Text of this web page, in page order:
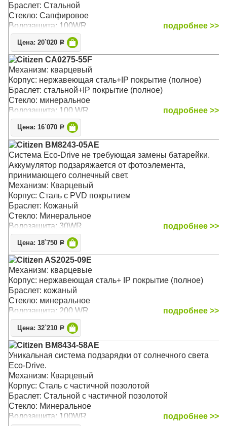
Браслет: Стальной
Стекло: Сапфировое
Водозащита: 100WR
подробнее >>
Цена: 20`020 Р
Citizen CA0275-55F
Механизм: кварцевый
Корпус: нержавеющая сталь+IP покрытие (полное)
Браслет: стальной+IP покрытие (полное)
Стекло: минеральное
Водозащита: 100 WR
подробнее >>
Цена: 16`070 Р
Citizen BM8243-05AE
Система Eco-Drive не требующая замены батарейки.
Аккумулятор подзаряжается от фотоэлемента,
принимающего солнечный свет.
Механизм: Кварцевый
Корпус: Сталь с PVD покрытием
Браслет: Кожаный
Стекло: Минеральное
Водозащита: 30WR
подробнее >>
Цена: 18`750 Р
Citizen AS2025-09E
Механизм: кварцевые
Корпус: нержавеющая сталь+ IP покрытие (полное)
Браслет: кожаный
Стекло: минеральное
Водозащита: 200 WR
подробнее >>
Цена: 32`210 Р
Citizen BM8434-58AE
Уникальная система подзарядки от солнечного света
Eco-Drive.
Механизм: Кварцевый
Корпус: Сталь с частичной позолотой
Браслет: Стальной с частичной позолотой
Стекло: Минеральное
Водозащита: 100WR
подробнее >>